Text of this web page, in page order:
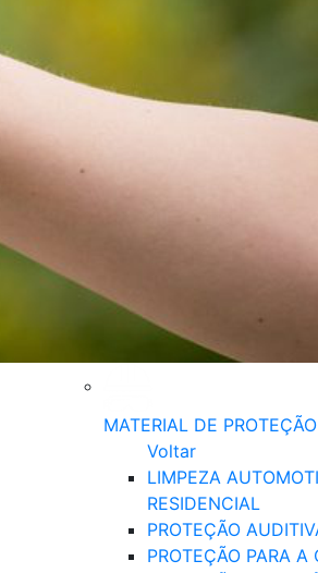
MATERIAL DE
Voltar
LIMPEZA
RESIDENCIAL
PROTEÇÃO
PROTEÇÃO PARA A